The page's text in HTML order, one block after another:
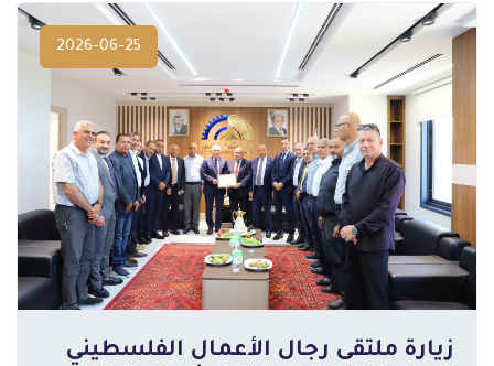
2026-06-25
زيارة ملتقى رجال الأعمال الفلسطيني